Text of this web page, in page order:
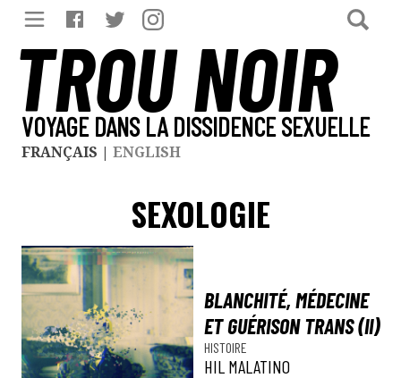
TROU NOIR
VOYAGE DANS LA DISSIDENCE SEXUELLE
FRANÇAIS | ENGLISH
SEXOLOGIE
BLANCHITÉ, MÉDECINE
ET GUÉRISON TRANS (II)
HISTOIRE
HIL MALATINO